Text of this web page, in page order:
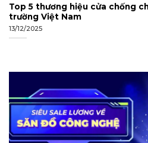
Top 5 thương hiệu cửa chống
trường Việt Nam
13/12/2025